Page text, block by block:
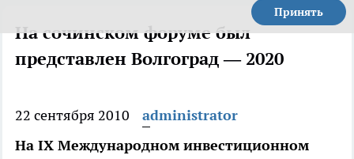
Принять
На сочинском форуме был
представлен Волгоград — 2020
22 сентября 2010
administrator
На IX Международном инвестиционном